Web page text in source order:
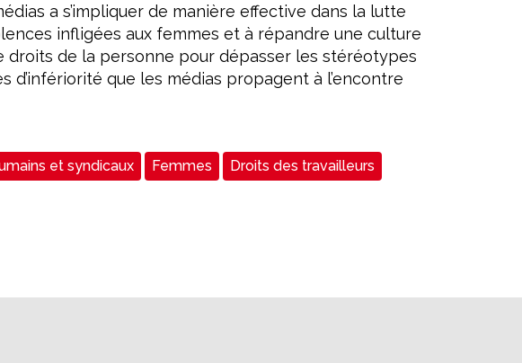
a s’impliquer de manière effective dans la lutte
infligées aux femmes et à répandre une culture
droits de la personne pour dépasser les stéréotypes
d’infériorité que les médias propagent à l’encontre
et syndicaux Femmes Droits des travailleurs